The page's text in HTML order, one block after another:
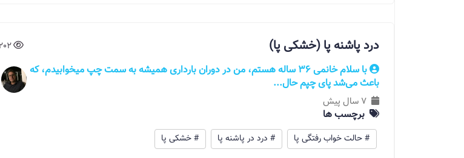
درد پاشنه پا (خشکی پا)
با سلام خانمی 36 ساله هستم، من در دوران بارداری همیشه به سمت چپ میخوابیدم، که
باعث می‌شد پای چپم حال...
7 سال پیش
برچسب ها
# حالت خواب رفتگی پا # درد در پاشنه پا # خشکی پا